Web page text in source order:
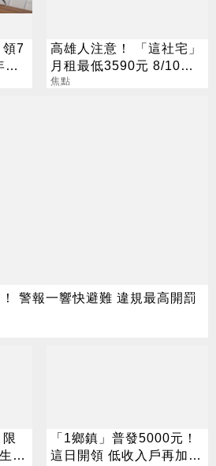
領7
內
高雄人注意！ 「這社宅」
月租最低3590元 8/10起
放申請
焦點
警報一響快避難 違規最高開罰
育
「1鄉鎮」普發5000元！
這日開領 低收入戶再加碼